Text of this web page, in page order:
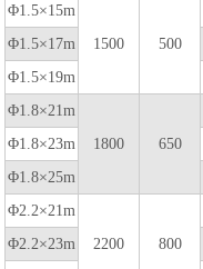
Φ1.5×15m
1500
500
Φ1.5×17m
Φ1.5×19m
Φ1.8×21m
1800
650
Φ1.8×23m
Φ1.8×25m
Φ2.2×21m
2200
800
Φ2.2×23m